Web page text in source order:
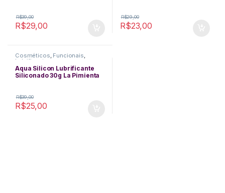
R$29,00
R$39,00
R$23,00
R$29,00
Cosméticos, Funcionais,
Lubrificantes
Aqua Silicon Lubrificante
Siliconado 30g La Pimienta
R$25,00
R$39,00